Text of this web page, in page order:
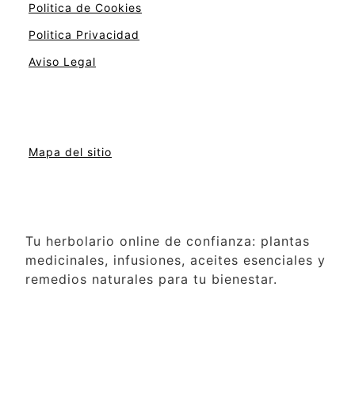
Politica de Cookies
Politica Privacidad
Aviso Legal
Mapa del sitio
Tu herbolario online de confianza: plantas
medicinales, infusiones, aceites esenciales y
remedios naturales para tu bienestar.